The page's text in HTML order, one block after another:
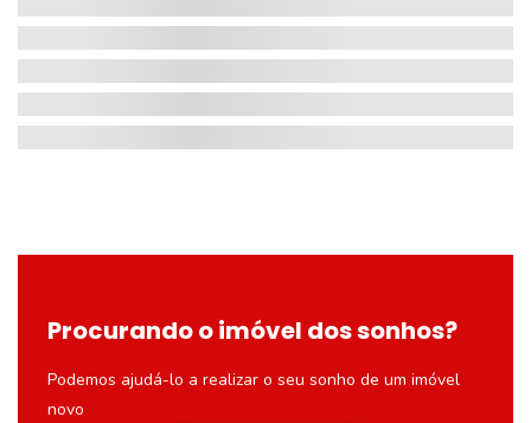
Procurando o imóvel dos sonhos?
Podemos ajudá-lo a realizar o seu sonho de um imóvel
novo